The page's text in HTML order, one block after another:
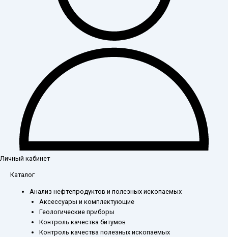
Личный кабинет
Каталог
Анализ нефтепродуктов и полезных ископаемых
Аксессуары и комплектующие
Геологические приборы
Контроль качества битумов
Контроль качества полезных ископаемых